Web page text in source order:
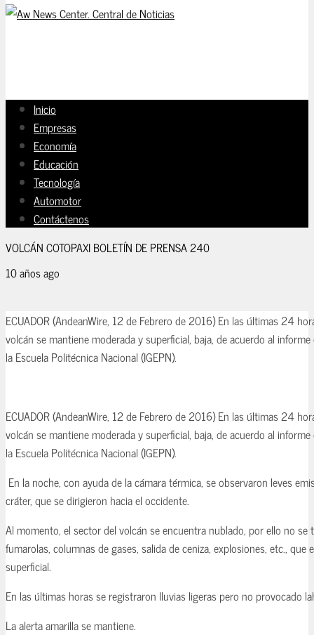
Inicio
Empresas
Economía
Educación
Tecnología
Automotor
Contáctenos
VOLCÁN COTOPAXI BOLETÍN DE PRENSA 240
10 años ago
ECUADOR (AndeanWire, 12 de Febrero de 2016) En las últimas 24
volcán se mantiene moderada y superficial, baja, de acuerdo al
la Escuela Politécnica Nacional (IGEPN).
ECUADOR (AndeanWire, 12 de Febrero de 2016) En las últimas 24
volcán se mantiene moderada y superficial, baja, de acuerdo al
la Escuela Politécnica Nacional (IGEPN).
En la noche, con ayuda de la cámara térmica, se observaron leves
cráter, que se dirigieron hacia el occidente.
Al momento, el sector del volcán se encuentra nublado, por ello no se
fumarolas, columnas de gases, salida de ceniza, explosiones, etc., que
superficial.
En las últimas horas se registraron lluvias ligeras pero no provocado
La alerta amarilla se mantiene.